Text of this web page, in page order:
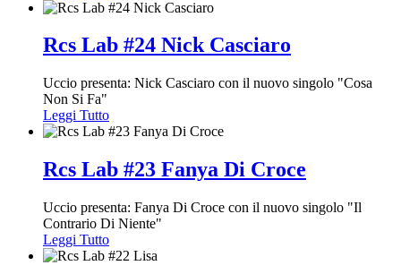
Rcs Lab #24 Nick Casciaro
Uccio presenta: Nick Casciaro con il nuovo singolo "Cosa
Non Si Fa"
Leggi Tutto
Rcs Lab #23 Fanya Di Croce
Uccio presenta: Fanya Di Croce con il nuovo singolo "Il
Contrario Di Niente"
Leggi Tutto